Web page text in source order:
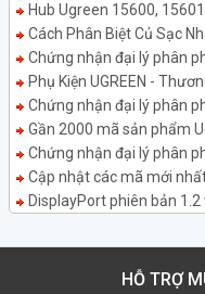
Hub Ugreen 15600,
Cách Phân Biệt Củ Sạc
Chứng nhận đại lý phân
Phụ Kiện UGREEN -
Chứng nhận đại lý phân
Gần 2000 mã sản phẩm
Chứng nhận đại lý phân
Cập nhật các mã mới
DisplayPort phiên bản 1.2
HỖ TRỢ